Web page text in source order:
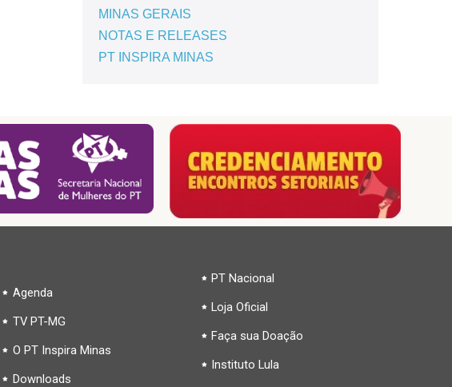
MINAS GERAIS
NOTAS E RELEASES
PT INSPIRA MINAS
Agenda
TV PT-MG
O PT Inspira Minas
Downloads
PT Nacional
Loja Oficial
Faça sua Doação
Instituto Lula